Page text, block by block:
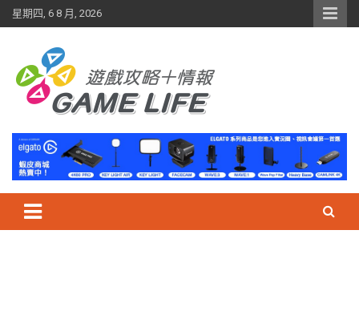
Skip
to
星期四, 6 8 月, 2026